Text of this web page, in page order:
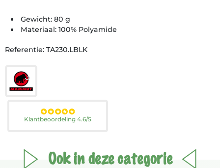
Gewicht: 80 g
Materiaal: 100% Polyamide
Referentie: TA230.LBLK
Klantbeoordeling 4.6/5
Ook in deze categorie